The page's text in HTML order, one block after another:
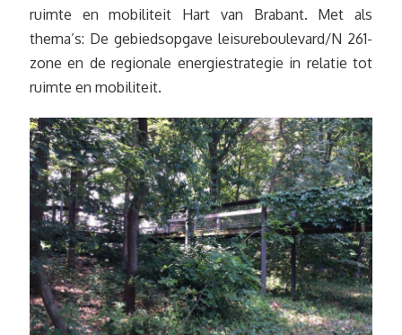
ruimte en mobiliteit Hart van Brabant. Met als
thema’s: De gebiedsopgave leisureboulevard/N 261-
zone en de regionale energiestrategie in relatie tot
ruimte en mobiliteit.